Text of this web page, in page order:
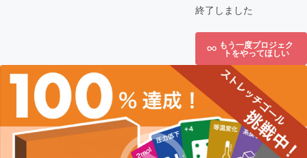
終了しました
もう一度プロジェク
トをやってほしい